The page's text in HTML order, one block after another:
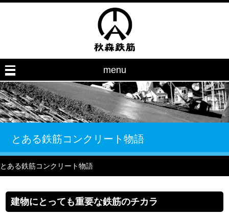
menu
とある鉄筋コンクリート物語
とある鉄筋コンクリート物語
建物にとっても重要な鉄筋のチカラ